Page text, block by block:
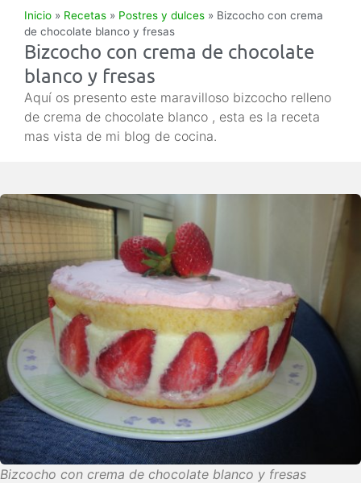
Inicio » Recetas » Postres y dulces » Bizcocho con crema
de chocolate blanco y fresas
Bizcocho con crema de chocolate
blanco y fresas
Aquí os presento este maravilloso bizcocho relleno
de crema de chocolate blanco , esta es la receta
mas vista de mi blog de cocina.
Bizcocho con crema de chocolate blanco y fresas